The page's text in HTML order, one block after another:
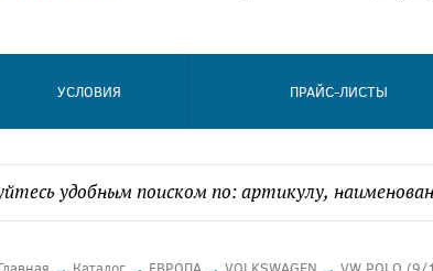
УСЛОВИЯ ПРАЙС-ЛИСТЫ